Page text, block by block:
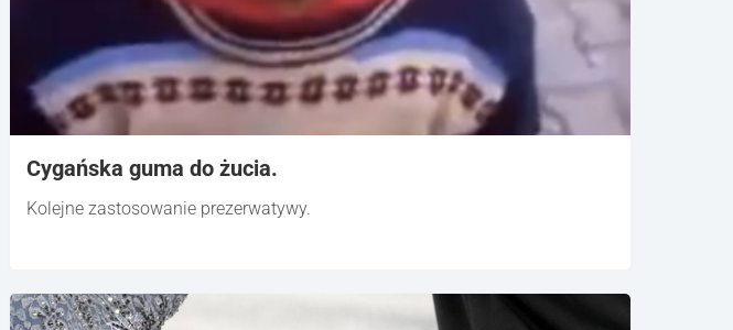
Cygańska guma do żucia.
Kolejne zastosowanie prezerwatywy.